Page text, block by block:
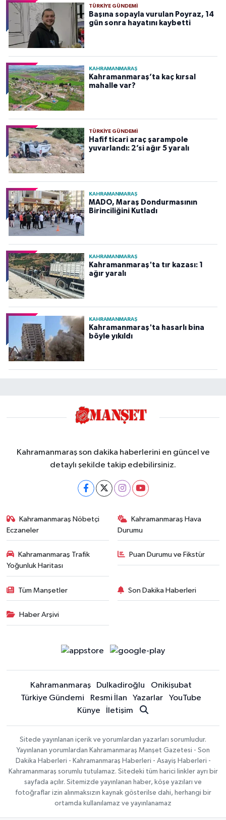
TÜRKIYE GÜNDEMI
Başına sopayla vurulan Poyraz, 14
gün sonra hayatını kaybetti
KAHRAMANMARAŞ
Kahramanmaraş’ta kaç kırsal
mahalle var?
TÜRKIYE GÜNDEMI
Hafif ticari araç şarampole
yuvarlandı: 2’si ağır 5 yaralı
KAHRAMANMARAŞ
MADO, Maraş Dondurmasının
Birinciliğini Kutladı
KAHRAMANMARAŞ
Kahramanmaraş'ta tır kazası: 1
ağır yaralı
KAHRAMANMARAŞ
Kahramanmaraş'ta hasarlı bina
böyle yıkıldı
Kahramanmaraş son dakika haberlerini en güncel ve
detaylı şekilde takip edebilirsiniz.
Kahramanmaraş Nöbetçi
Eczaneler
Kahramanmaraş Hava
Durumu
Kahramanmaraş Trafik
Yoğunluk Haritası
Puan Durumu ve Fikstür
Tüm Manşetler Son Dakika Haberleri
Haber Arşivi
Kahramanmaraş Dulkadiroğlu
Onikişubat
Türkiye Gündemi
Resmi İlan Yazarlar
YouTube
Künye
İletişim
Sitede yayınlanan içerik ve yorumlardan yazarları sorumludur.
Yayınlanan yorumlardan Kahramanmaraş Manşet Gazetesi - Son
Dakika Haberleri - Kahramanmaraş Haberleri - Asayiş Haberleri -
Kahramanmaraş sorumlu tutulamaz. Sitedeki tüm harici linkler ayrı bir
sayfada açılır. Sitemizde yayınlanan haber, köşe yazıları ve
fotoğraflar izin alınmaksızın kaynak gösterilse dahi, herhangi bir
ortamda kullanılamaz ve yayınlanamaz